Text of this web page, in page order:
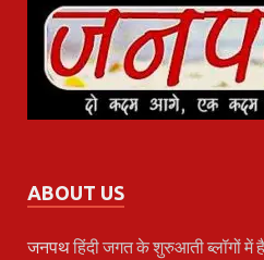
ABOUT US
जनपथहिंदी जगत के शुरुआती ब्लॉगों